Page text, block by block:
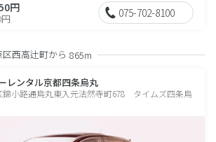
円 075-702-8100
西高辻町から 865m
レンタル京都四条烏丸
錦小路通烏丸東入元法然寺町678 タイムズ四条烏